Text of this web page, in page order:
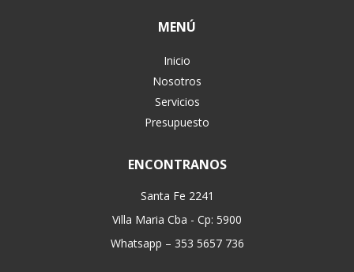
MENÚ
Inicio
Nosotros
Servicios
Presupuesto
ENCONTRANOS
Santa Fe 2241
Villa Maria Cba - Cp: 5900
Whatsapp – 353 5657 736